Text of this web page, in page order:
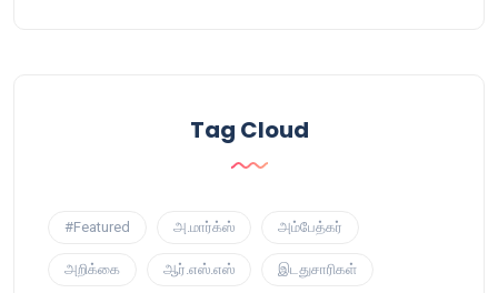
Tag Cloud
#Featured அ.மார்க்ஸ் அம்பேத்கர்
அறிக்கை ஆர்.எஸ்.எஸ் இடதுசாரிகள்